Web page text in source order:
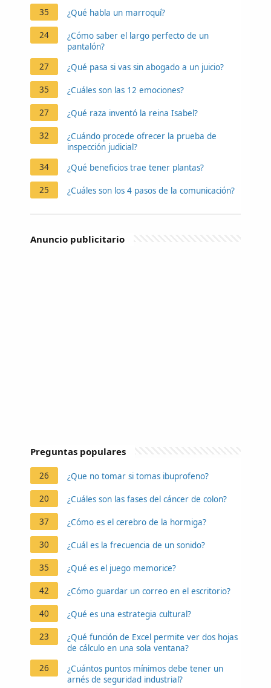
35
¿Qué habla un marroquí?
24
¿Cómo saber el largo perfecto de un
pantalón?
27
¿Qué pasa si vas sin abogado a un juicio?
35 ¿Cuáles son las 12 emociones?
27 ¿Qué raza inventó la reina Isabel?
32
¿Cuándo procede ofrecer la prueba de
inspección judicial?
34
¿Qué beneficios trae tener plantas?
25 ¿Cuáles son los 4 pasos de la comunicación?
Anuncio publicitario
Preguntas populares
26 ¿Que no tomar si tomas ibuprofeno?
20 ¿Cuáles son las fases del cáncer de colon?
37 ¿Cómo es el cerebro de la hormiga?
30 ¿Cuál es la frecuencia de un sonido?
35 ¿Qué es el juego memorice?
42 ¿Cómo guardar un correo en el escritorio?
40 ¿Qué es una estrategia cultural?
23
¿Qué función de Excel permite ver dos hojas
de cálculo en una sola ventana?
26
¿Cuántos puntos mínimos debe tener un
arnés de seguridad industrial?